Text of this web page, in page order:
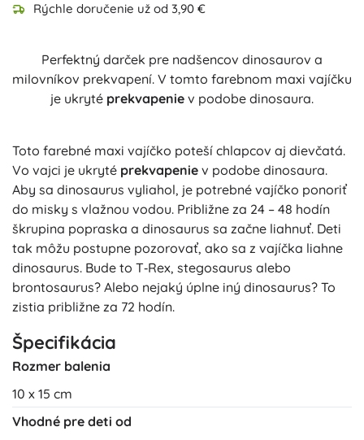
Rýchle doručenie už od 3,90 €
Perfektný darček pre nadšencov dinosaurov a
milovníkov prekvapení. V tomto farebnom maxi vajíčku
je ukryté prekvapenie v podobe dinosaura.
Toto farebné maxi vajíčko poteší chlapcov aj dievčatá.
Vo vajci je ukryté prekvapenie v podobe dinosaura.
Aby sa dinosaurus vyliahol, je potrebné vajíčko ponoriť
do misky s vlažnou vodou. Približne za 24 – 48 hodín
škrupina popraska a dinosaurus sa začne liahnuť. Deti
tak môžu postupne pozorovať, ako sa z vajíčka liahne
dinosaurus. Bude to T‑Rex, stegosaurus alebo
brontosaurus? Alebo nejaký úplne iný dinosaurus? To
zistia približne za 72 hodín.
Špecifikácia
Rozmer balenia
10 x 15 cm
Vhodné pre deti od